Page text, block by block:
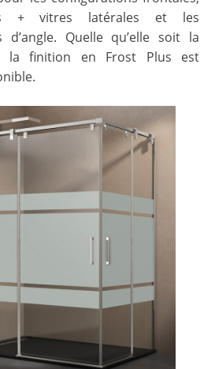
+ vitres latérales et les
d’angle. Quelle qu’elle soit la
la finition en Frost Plus est